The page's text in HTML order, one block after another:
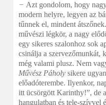
− Azt gondolom, hogy
modern helyre, legyen az
tűnnek el, mindent
művészi légkör, a nagy
egy sikeres szalonhoz sok
csinálja a szervezőmunkát,
még valami plusz. Nem
Művész Páholy sikere
előadóterembe. Ilyenkor,
itt ücsörgött Karinthy!”, de
hangulatban és tele-szívvel